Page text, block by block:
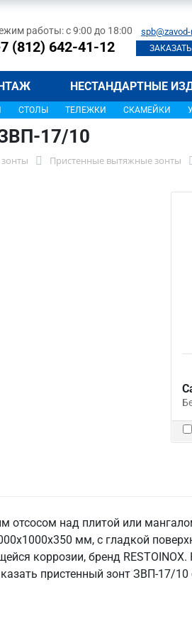
работы: с 9:00 до 18:00
(812) 642-41-12
НЕСТАНДАРТНЫЕ
СТОЛЫ ТЕЛЕЖКИ СКАМЕЙКИ
17/10
Пристенные вытяжные зонты
над плитой или
мм, с гладкой
коррозии, бренд
пристенный зонт ЗВП-17/